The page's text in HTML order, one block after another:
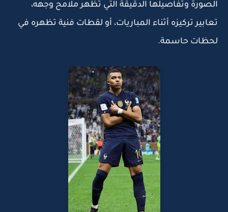
الصورة وتفاصيلها الدقيقة التي تظهر ملامح وجهه،
تعابير تركيزه أثناء المباريات، أو لقطات فنية تظهره في
لحظات حاسمة.